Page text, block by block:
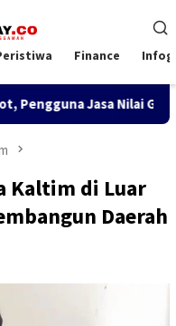
Finance
Jasa Nilai Ganggu
Kaltim di Luar
Daerah